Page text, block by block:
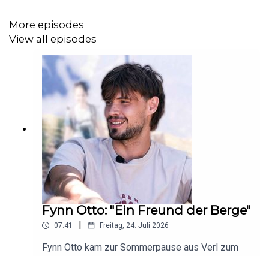
More episodes
View all episodes
Fynn Otto: "Ein Freund der Berge"
07:41 Freitag, 24. Juli 2026
Fynn Otto kam zur Sommerpause aus Verl zum